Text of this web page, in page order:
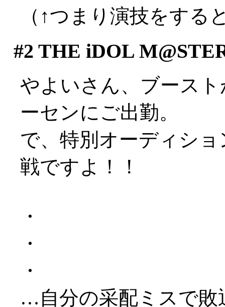
（↑つまり演技をする
#2 THE iDOL
やよいさん、ブース
ーセンにご出勤。
で、特別オーディシ
戦ですよ！！
・
・
・
…自分の采配ミスで敗